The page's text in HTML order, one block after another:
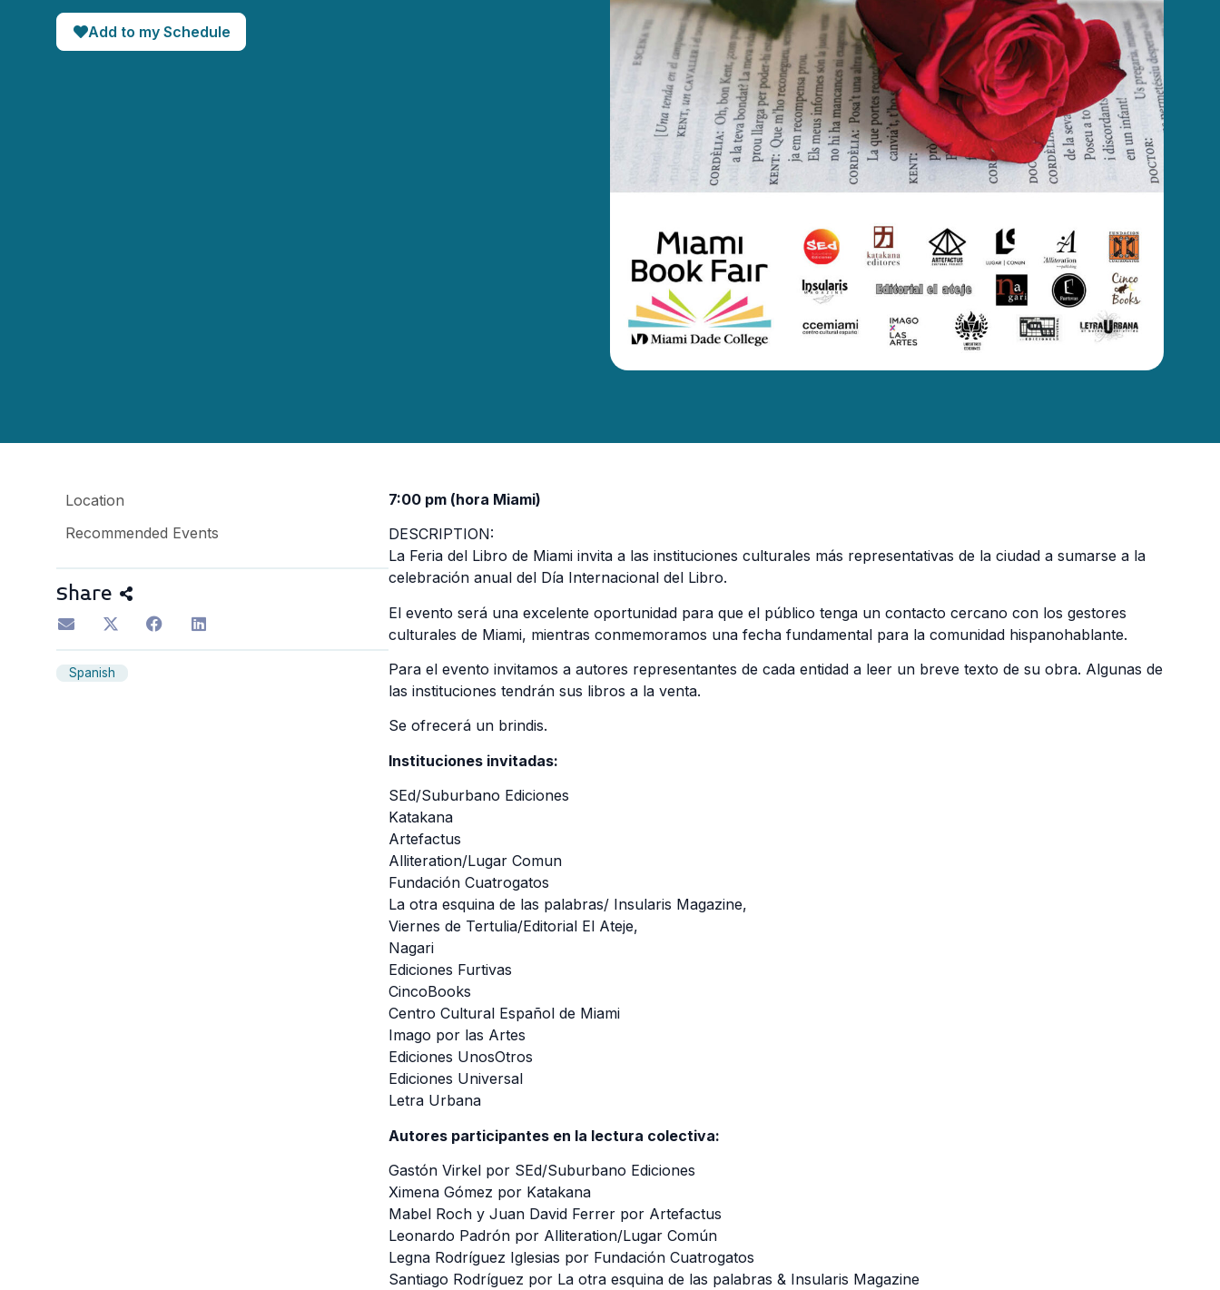
Add to my Schedule
Location
Recommended Events
Share
Spanish
7:00 pm (hora Miami)
DESCRIPTION:
La Feria del Libro de Miami invita a las instituciones culturales más representativas de la ciudad a sumarse a la
celebración anual del Día Internacional del Libro.
El evento será una excelente oportunidad para que el público tenga un contacto cercano con los gestores
culturales de Miami, mientras conmemoramos una fecha fundamental para la comunidad hispanohablante.
Para el evento invitamos a autores representantes de cada entidad a leer un breve texto de su obra. Algunas de
las instituciones tendrán sus libros a la venta.
Se ofrecerá un brindis.
Instituciones invitadas:
SEd/Suburbano Ediciones
Katakana
Artefactus
Alliteration/Lugar Comun
Fundación Cuatrogatos
La otra esquina de las palabras/ Insularis Magazine,
Viernes de Tertulia/Editorial El Ateje,
Nagari
Ediciones Furtivas
CincoBooks
Centro Cultural Español de Miami
Imago por las Artes
Ediciones UnosOtros
Ediciones Universal
Letra Urbana
Autores participantes en la lectura colectiva:
Gastón Virkel por SEd/Suburbano Ediciones
Ximena Gómez por Katakana
Mabel Roch y Juan David Ferrer por Artefactus
Leonardo Padrón por Alliteration/Lugar Común
Legna Rodríguez Iglesias por Fundación Cuatrogatos
Santiago Rodríguez por La otra esquina de las palabras & Insularis Magazine